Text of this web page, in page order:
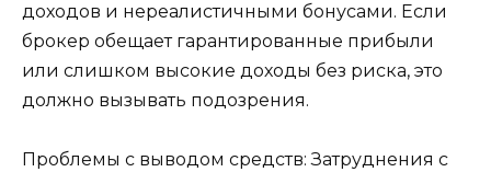
доходов и нереалистичными бонусами. Если
брокер обещает гарантированные прибыли
или слишком высокие доходы без риска, это
должно вызывать подозрения.
Проблемы с выводом средств: Затруднения с